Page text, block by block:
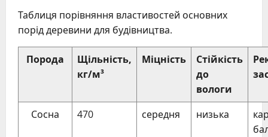
Таблиця порівняння властивостей основних
порід деревини для будівництва.
Порода
Щільність,
кг/м³
Міцність
Стійкість
до
вологи
Сосна 470 середня низька